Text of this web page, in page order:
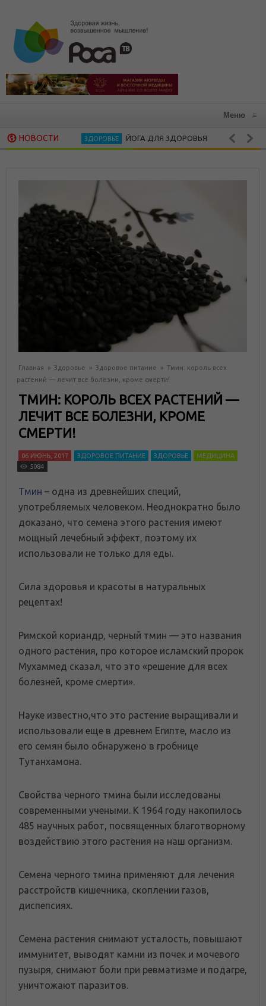
Меню ≡
НОВОСТИЗДОРОВЬЕ ЙОГА ДЛЯ ЗДОРОВЬЯ АЮРВЕДА В
Главная » Здоровье » Здоровое питание » Тмин: король всех
растений — лечит все болезни, кроме смерти!
ТМИН: КОРОЛЬ ВСЕХ РАСТЕНИЙ —
ЛЕЧИТ ВСЕ БОЛЕЗНИ, КРОМЕ
СМЕРТИ!
06 ИЮНЬ, 2017 ЗДОРОВОЕ ПИТАНИЕ ЗДОРОВЬЕ
МЕДИЦИНА
5084
Тмин – одна из древнейших специй,
употребляемых человеком. Неоднократно было
доказано, что семена этого растения имеют
мощный лечебный эффект, поэтому их
использовали не только для еды.
Сила здоровья и красоты в натуральных
рецептах!
Римской кориандр, черный тмин — это названия
одного растения, про которое исламский пророк
Мухаммед сказал, что это «решение для всех
болезней, кроме смерти».
Науке известно,что это растение выращивали и
использовали еще в древнем Египте, масло из
его семян было обнаружено в гробнице
Тутанхамона.
Свойства черного тмина были исследованы
современными учеными. К 1964 году накопилось
485 научных работ, посвященных благотворному
воздействию этого растения на наш организм.
Семена черного тмина применяют для лечения
расстройств кишечника, скоплении газов,
диспепсиях.
Семена растения снимают усталость, повышают
иммунитет, выводят камни из почек и мочевого
пузыря, снимают боли при ревматизме и подагре,
уничтожают паразитов.